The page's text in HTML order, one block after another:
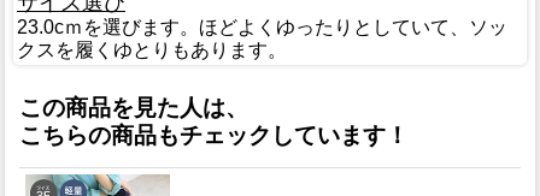
23.0cｍを選びます。ほどよくゆったりとしていて、ソッ
クスを履くゆとりもあります。
この商品を見た人は、
こちらの商品もチェックしています！